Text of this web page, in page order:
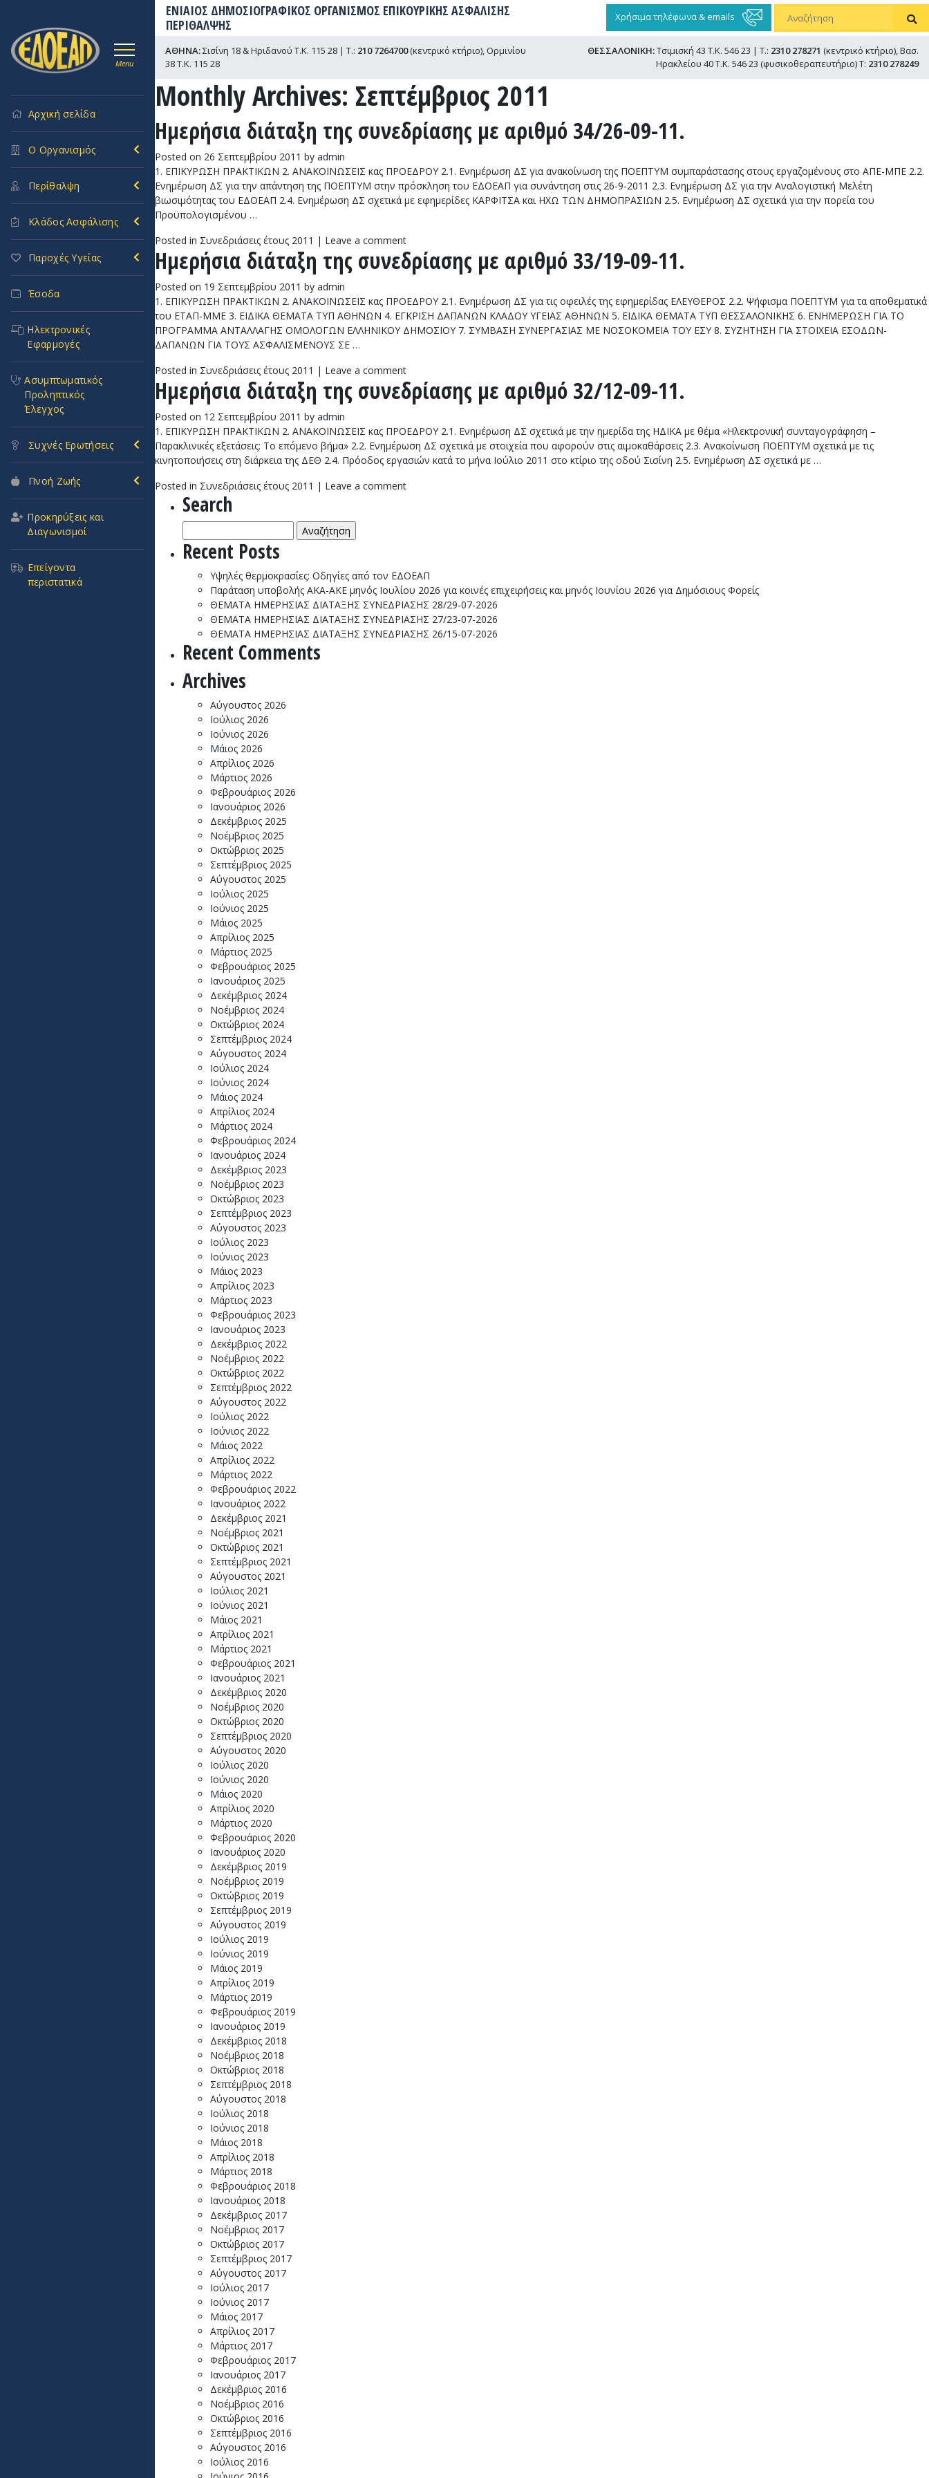
ΕΝΙΑΙΟΣ ΔΗΜΟΣΙΟΓΡΑΦΙΚΟΣ ΟΡΓΑΝΙΣΜΟΣ ΕΠΙΚΟΥΡΙΚΗΣ ΑΣΦΑΛΙΣΗΣ
ΠΕΡΙΘΑΛΨΗΣ
Χρήσιμα τηλέφωνα & emails
Menu
Αρχική σελίδα
Ο Οργανισμός
Περίθαλψη
Κλάδος Ασφάλισης
Παροχές Υγείας
Έσοδα
Ηλεκτρονικές
Εφαρμογές
Ασυμπτωματικός
Προληπτικός
Έλεγχος
Συχνές Ερωτήσεις
Πνοή Ζωής
Προκηρύξεις και
Διαγωνισμοί
Επείγοντα
περιστατικά
ΑΘΗΝΑ:Σισίνη 18 & Ηριδανού Τ.Κ. 115 28 | Τ.: 210 7264700(κεντρικό κτήριο), Ορμινίου
38 Τ.Κ. 115 28
ΘΕΣΣΑΛΟΝΙΚΗ:Τσιμισκή 43 Τ.Κ. 546 23 | Τ.: 2310 278271 (κεντρικό κτήριο), Βασ.
Ηρακλείου 40 Τ.Κ. 546 23 (φυσικοθεραπευτήριο) Τ: 2310 278249
Monthly Archives: Σεπτέμβριος 2011
Ημερήσια διάταξη της συνεδρίασης με αριθμό 34/26-09-11.
Posted on 26 Σεπτεμβρίου 2011 by admin
1. ΕΠΙΚΥΡΩΣΗ ΠΡΑΚΤΙΚΩΝ 2. ΑΝΑΚΟΙΝΩΣΕΙΣ κας ΠΡΟΕΔΡΟΥ 2.1. Ενημέρωση ΔΣ για ανακοίνωση της ΠΟΕΠΤΥΜ συμπαράστασης στους εργαζομένους στο ΑΠΕ-ΜΠΕ 2.2.
Ενημέρωση ΔΣ για την απάντηση της ΠΟΕΠΤΥΜ στην πρόσκληση του ΕΔΟΕΑΠ για συνάντηση στις 26-9-2011 2.3. Ενημέρωση ΔΣ για την Αναλογιστική Μελέτη
βιωσιμότητας του ΕΔΟΕΑΠ 2.4. Ενημέρωση ΔΣ σχετικά με εφημερίδες ΚΑΡΦΙΤΣΑ και ΗΧΩ ΤΩΝ ΔΗΜΟΠΡΑΣΙΩΝ 2.5. Ενημέρωση ΔΣ σχετικά για την πορεία του
Προϋπολογισμένου …
Posted in Συνεδριάσεις έτους 2011 | Leave a comment
Ημερήσια διάταξη της συνεδρίασης με αριθμό 33/19-09-11.
Posted on 19 Σεπτεμβρίου 2011 by admin
1. ΕΠΙΚΥΡΩΣΗ ΠΡΑΚΤΙΚΩΝ 2. ΑΝΑΚΟΙΝΩΣΕΙΣ κας ΠΡΟΕΔΡΟΥ 2.1. Ενημέρωση ΔΣ για τις οφειλές της εφημερίδας ΕΛΕΥΘΕΡΟΣ 2.2. Ψήφισμα ΠΟΕΠΤΥΜ για τα αποθεματικά
του ΕΤΑΠ-ΜΜΕ 3. ΕΙΔΙΚΑ ΘΕΜΑΤΑ ΤΥΠ ΑΘΗΝΩΝ 4. ΕΓΚΡΙΣΗ ΔΑΠΑΝΩΝ ΚΛΑΔΟΥ ΥΓΕΙΑΣ ΑΘΗΝΩΝ 5. ΕΙΔΙΚΑ ΘΕΜΑΤΑ ΤΥΠ ΘΕΣΣΑΛΟΝΙΚΗΣ 6. ΕΝΗΜΕΡΩΣΗ ΓΙΑ ΤΟ
ΠΡΟΓΡΑΜΜΑ ΑΝΤΑΛΛΑΓΗΣ ΟΜΟΛΟΓΩΝ ΕΛΛΗΝΙΚΟΥ ΔΗΜΟΣΙΟΥ 7. ΣΥΜΒΑΣΗ ΣΥΝΕΡΓΑΣΙΑΣ ΜΕ ΝΟΣΟΚΟΜΕΙΑ ΤΟΥ ΕΣΥ 8. ΣΥΖΗΤΗΣΗ ΓΙΑ ΣΤΟΙΧΕΙΑ ΕΣΟΔΩΝ-
ΔΑΠΑΝΩΝ ΓΙΑ ΤΟΥΣ ΑΣΦΑΛΙΣΜΕΝΟΥΣ ΣΕ …
Posted in Συνεδριάσεις έτους 2011 | Leave a comment
Ημερήσια διάταξη της συνεδρίασης με αριθμό 32/12-09-11.
Posted on 12 Σεπτεμβρίου 2011 by admin
1. ΕΠΙΚΥΡΩΣΗ ΠΡΑΚΤΙΚΩΝ 2. ΑΝΑΚΟΙΝΩΣΕΙΣ κας ΠΡΟΕΔΡΟΥ 2.1. Ενημέρωση ΔΣ σχετικά με την ημερίδα της ΗΔΙΚΑ με θέμα «Ηλεκτρονική συνταγογράφηση –
Παρακλινικές εξετάσεις: Το επόμενο βήμα» 2.2. Ενημέρωση ΔΣ σχετικά με στοιχεία που αφορούν στις αιμοκαθάρσεις 2.3. Ανακοίνωση ΠΟΕΠΤΥΜ σχετικά με τις
κινητοποιήσεις στη διάρκεια της ΔΕΘ 2.4. Πρόοδος εργασιών κατά το μήνα Ιούλιο 2011 στο κτίριο της οδού Σισίνη 2.5. Ενημέρωση ΔΣ σχετικά με …
Posted in Συνεδριάσεις έτους 2011 | Leave a comment
Search
για:
Recent Posts
Υψηλές θερμοκρασίες: Οδηγίες από τον ΕΔΟΕΑΠ
Παράταση υποβολής ΑΚΑ-ΑΚΕ μηνός Ιουλίου 2026 για κοινές επιχειρήσεις και μηνός Ιουνίου 2026 για Δημόσιους Φορείς
ΘΕΜΑΤΑ ΗΜΕΡΗΣΙΑΣ ΔΙΑΤΑΞΗΣ ΣΥΝΕΔΡΙΑΣΗΣ 28/29-07-2026
ΘΕΜΑΤΑ ΗΜΕΡΗΣΙΑΣ ΔΙΑΤΑΞΗΣ ΣΥΝΕΔΡΙΑΣΗΣ 27/23-07-2026
ΘΕΜΑΤΑ ΗΜΕΡΗΣΙΑΣ ΔΙΑΤΑΞΗΣ ΣΥΝΕΔΡΙΑΣΗΣ 26/15-07-2026
Recent Comments
Archives
Αύγουστος 2026
Ιούλιος 2026
Ιούνιος 2026
Μάιος 2026
Απρίλιος 2026
Μάρτιος 2026
Φεβρουάριος 2026
Ιανουάριος 2026
Δεκέμβριος 2025
Νοέμβριος 2025
Οκτώβριος 2025
Σεπτέμβριος 2025
Αύγουστος 2025
Ιούλιος 2025
Ιούνιος 2025
Μάιος 2025
Απρίλιος 2025
Μάρτιος 2025
Φεβρουάριος 2025
Ιανουάριος 2025
Δεκέμβριος 2024
Νοέμβριος 2024
Οκτώβριος 2024
Σεπτέμβριος 2024
Αύγουστος 2024
Ιούλιος 2024
Ιούνιος 2024
Μάιος 2024
Απρίλιος 2024
Μάρτιος 2024
Φεβρουάριος 2024
Ιανουάριος 2024
Δεκέμβριος 2023
Νοέμβριος 2023
Οκτώβριος 2023
Σεπτέμβριος 2023
Αύγουστος 2023
Ιούλιος 2023
Ιούνιος 2023
Μάιος 2023
Απρίλιος 2023
Μάρτιος 2023
Φεβρουάριος 2023
Ιανουάριος 2023
Δεκέμβριος 2022
Νοέμβριος 2022
Οκτώβριος 2022
Σεπτέμβριος 2022
Αύγουστος 2022
Ιούλιος 2022
Ιούνιος 2022
Μάιος 2022
Απρίλιος 2022
Μάρτιος 2022
Φεβρουάριος 2022
Ιανουάριος 2022
Δεκέμβριος 2021
Νοέμβριος 2021
Οκτώβριος 2021
Σεπτέμβριος 2021
Αύγουστος 2021
Ιούλιος 2021
Ιούνιος 2021
Μάιος 2021
Απρίλιος 2021
Μάρτιος 2021
Φεβρουάριος 2021
Ιανουάριος 2021
Δεκέμβριος 2020
Νοέμβριος 2020
Οκτώβριος 2020
Σεπτέμβριος 2020
Αύγουστος 2020
Ιούλιος 2020
Ιούνιος 2020
Μάιος 2020
Απρίλιος 2020
Μάρτιος 2020
Φεβρουάριος 2020
Ιανουάριος 2020
Δεκέμβριος 2019
Νοέμβριος 2019
Οκτώβριος 2019
Σεπτέμβριος 2019
Αύγουστος 2019
Ιούλιος 2019
Ιούνιος 2019
Μάιος 2019
Απρίλιος 2019
Μάρτιος 2019
Φεβρουάριος 2019
Ιανουάριος 2019
Δεκέμβριος 2018
Νοέμβριος 2018
Οκτώβριος 2018
Σεπτέμβριος 2018
Αύγουστος 2018
Ιούλιος 2018
Ιούνιος 2018
Μάιος 2018
Απρίλιος 2018
Μάρτιος 2018
Φεβρουάριος 2018
Ιανουάριος 2018
Δεκέμβριος 2017
Νοέμβριος 2017
Οκτώβριος 2017
Σεπτέμβριος 2017
Αύγουστος 2017
Ιούλιος 2017
Ιούνιος 2017
Μάιος 2017
Απρίλιος 2017
Μάρτιος 2017
Φεβρουάριος 2017
Ιανουάριος 2017
Δεκέμβριος 2016
Νοέμβριος 2016
Οκτώβριος 2016
Σεπτέμβριος 2016
Αύγουστος 2016
Ιούλιος 2016